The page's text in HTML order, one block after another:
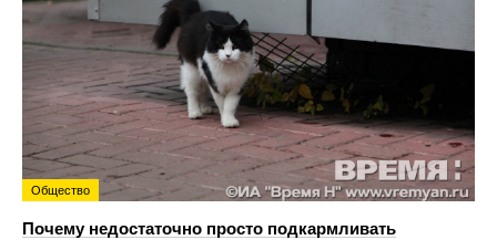
Общество
Почему недостаточно просто подкармливать